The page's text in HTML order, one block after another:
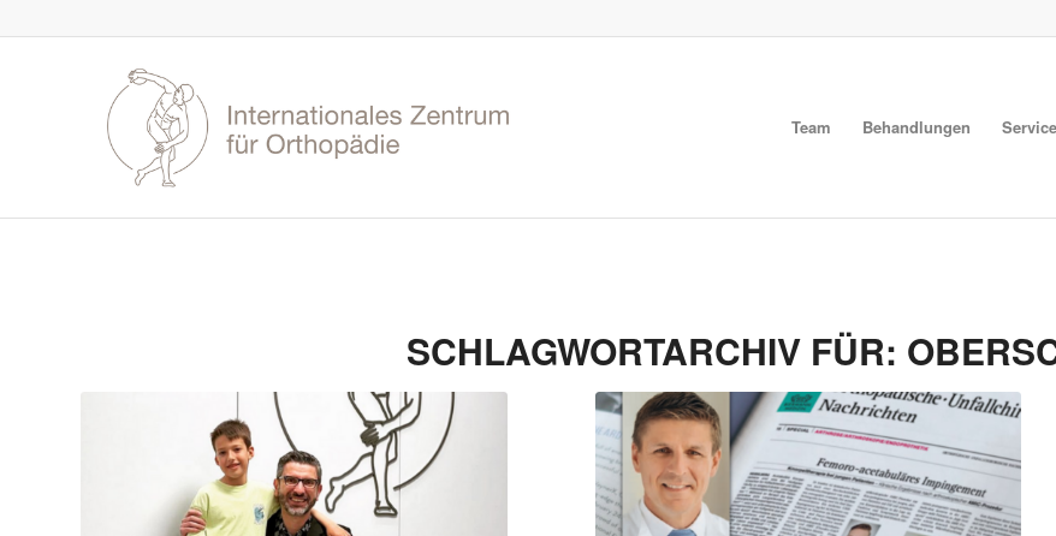
Team Behandlungen Service
SCHLAGWORTARCHIV FÜR: